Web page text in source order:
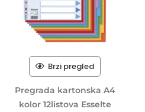
Brzi pregled
Pregrada kartonska A4
kolor 12listova Esselte